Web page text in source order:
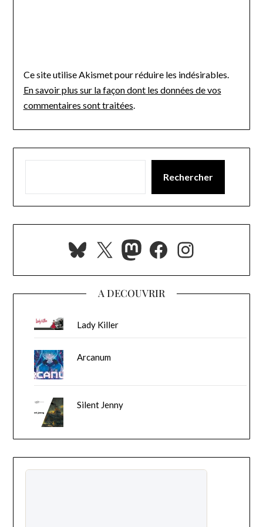
Ce site utilise Akismet pour réduire les indésirables.
En savoir plus sur la façon dont les données de vos
commentaires sont traitées.
Rechercher
Bluesky
X Mastodon
Facebook
A DECOUVRIR
Lady Killer
Arcanum
Silent Jenny